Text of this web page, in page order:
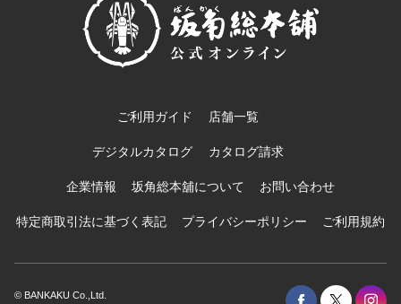
ご利用ガイド 店舗一覧
デジタルカタログ カタログ請求
企業情報 坂角総本舖について お問い合わせ
特定商取引法に基づく表記 プライバシーポリシー ご利用規約
© BANKAKU Co.,Ltd.